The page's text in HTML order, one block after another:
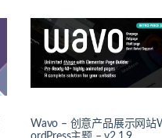
Wavo – 创意产品展示网站